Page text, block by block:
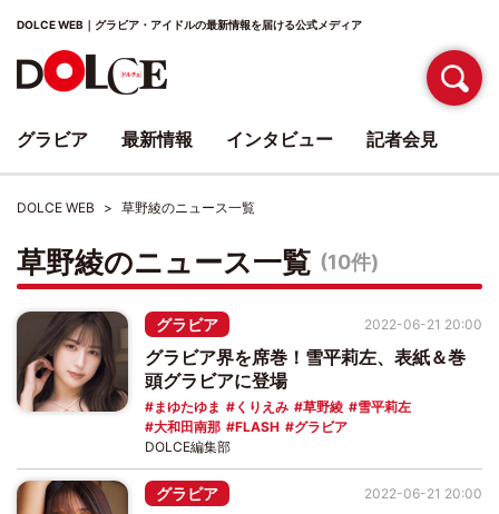
DOLCE WEB｜グラビア・アイドルの最新情報を届ける公式メディア
DOLCE WEB 草野綾のニュース一覧
草野綾のニュース一覧 (10件)
グラビア
グラビア界を席巻！雪平莉左、表紙＆巻
頭グラビアに登場
まゆたゆま くりえみ 草野綾
雪平莉左
大和田南那
FLASH グラビア
2022-06-21 20:00
DOLCE編集部
グラビア 2022-06-21 20:00
グラビア 最新情報 インタビュー 記者会見